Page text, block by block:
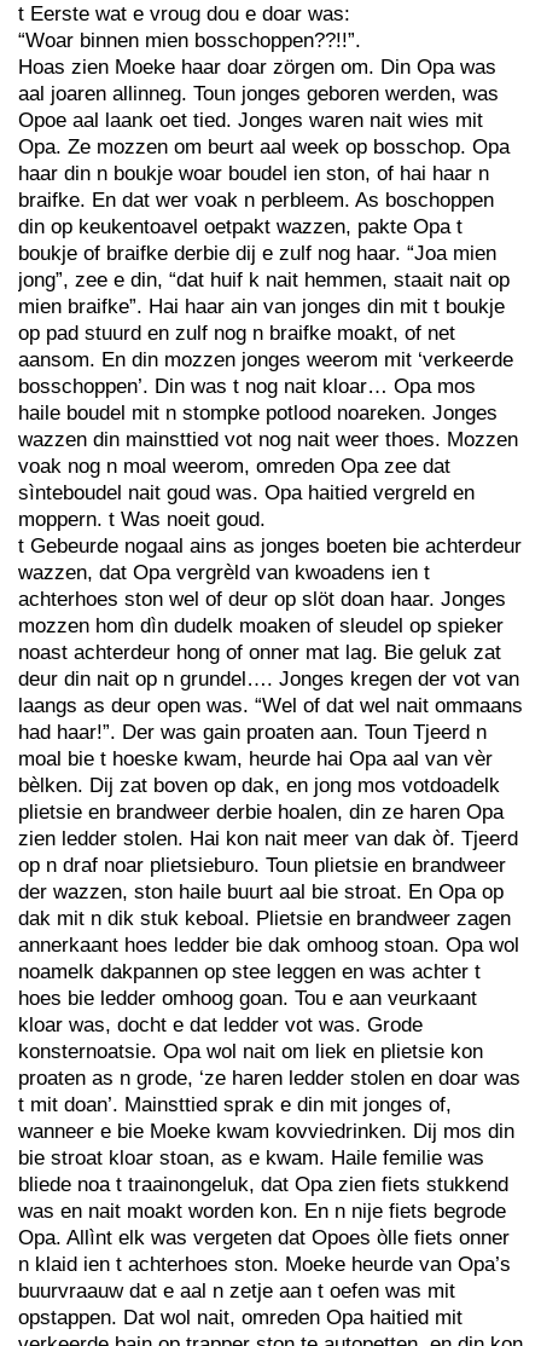
t Eerste wat e vroug dou e doar was:
“Woar binnen mien bosschoppen??!!”.
Hoas zien Moeke haar doar zörgen om. Din Opa was
aal joaren allinneg. Toun jonges geboren werden, was
Opoe aal laank oet tied. Jonges waren nait wies mit
Opa. Ze mozzen om beurt aal week op bosschop. Opa
haar din n boukje woar boudel ien ston, of hai haar n
braifke. En dat wer voak n perbleem. As boschoppen
din op keukentoavel oetpakt wazzen, pakte Opa t
boukje of braifke derbie dij e zulf nog haar. “Joa mien
jong”, zee e din, “dat huif k nait hemmen, staait nait op
mien braifke”. Hai haar ain van jonges din mit t boukje
op pad stuurd en zulf nog n braifke moakt, of net
aansom. En din mozzen jonges weerom mit ‘verkeerde
bosschoppen’. Din was t nog nait kloar… Opa mos
haile boudel mit n stompke potlood noareken. Jonges
wazzen din mainsttied vot nog nait weer thoes. Mozzen
voak nog n moal weerom, omreden Opa zee dat
sìnteboudel nait goud was. Opa haitied vergreld en
moppern. t Was noeit goud.
t Gebeurde nogaal ains as jonges boeten bie achterdeur
wazzen, dat Opa vergrèld van kwoadens ien t
achterhoes ston wel of deur op slöt doan haar. Jonges
mozzen hom dìn dudelk moaken of sleudel op spieker
noast achterdeur hong of onner mat lag. Bie geluk zat
deur din nait op n grundel…. Jonges kregen der vot van
laangs as deur open was. “Wel of dat wel nait ommaans
had haar!”. Der was gain proaten aan. Toun Tjeerd n
moal bie t hoeske kwam, heurde hai Opa aal van vèr
bèlken. Dij zat boven op dak, en jong mos votdoadelk
plietsie en brandweer derbie hoalen, din ze haren Opa
zien ledder stolen. Hai kon nait meer van dak òf. Tjeerd
op n draf noar plietsieburo. Toun plietsie en brandweer
der wazzen, ston haile buurt aal bie stroat. En Opa op
dak mit n dik stuk keboal. Plietsie en brandweer zagen
annerkaant hoes ledder bie dak omhoog stoan. Opa wol
noamelk dakpannen op stee leggen en was achter t
hoes bie ledder omhoog goan. Tou e aan veurkaant
kloar was, docht e dat ledder vot was. Grode
konsternoatsie. Opa wol nait om liek en plietsie kon
proaten as n grode, ‘ze haren ledder stolen en doar was
t mit doan’. Mainsttied sprak e din mit jonges of,
wanneer e bie Moeke kwam kovviedrinken. Dij mos din
bie stroat kloar stoan, as e kwam. Haile femilie was
bliede noa t traainongeluk, dat Opa zien fiets stukkend
was en nait moakt worden kon. En n nije fiets begrode
Opa. Allìnt elk was vergeten dat Opoes òlle fiets onner
n klaid ien t achterhoes ston. Moeke heurde van Opa’s
buurvraauw dat e aal n zetje aan t oefen was mit
opstappen. Dat wol nait, omreden Opa haitied mit